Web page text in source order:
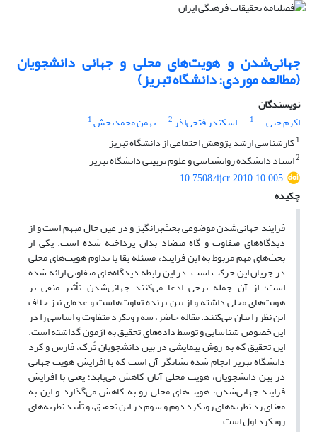
جهانی‌شدن و هویت‌های محلی و جهانی دانشجویان
(مطالعه موردی: دانشگاه تبریز)
نویسندگان
اکرم حبی
1 اسکندر فتحی‌اذر2 بهمن محمدبخش1
1کارشناسی ارشد پژوهش اجتماعی از دانشگاه تبریز
2استاد دانشکده روانشناسی و علوم تربیتی دانشگاه تبریز
10.7508/ijcr.2010.10.005
چکیده
فرایند جهانی‌شدن موضوعی بحث‌برانگیز و در عین حال مبهم است و از
دیدگاه‌های متفاوت و گاه متضاد بدان پرداخته شده است. یکی از
بحث‌های مهم مربوط به این فرایند، مسئله بقا یا تداوم هویت‌های محلی
در جریان این حرکت است. در این رابطه دیدگاه‌های متفاوتی ارائه شده
است؛ از آن جمله برخی ادعا می‌کنند جهانی‌شدن تأثیر منفی بر
هویت‌های محلی داشته و از بین برنده تفاوت‌هاست و عده‌ای نیز خلاف
این نظر را بیان می‌کنند. مقاله حاضر، سه رویکرد متفاوت و اساسی را در
این خصوص شناسایی و توسط داده‌های تحقیق به آزمون گذاشته است.
این تحقیق که به روش پیمایشی در بین دانشجویان تُرک، فارس و کرد
دانشگاه تبریز انجام شده نشانگر آن است که با افزایش هویت جهانی
در بین دانشجویان، هویت محلی آنان کاهش می‌یابد؛ یعنی با افزایش
فرایند جهانی‌شدن، هویت‌های محلی رو به کاهش می‌گذارد و این به
معنای رد نظریه‌های رویکرد دوم و سوم در این تحقیق، و تأیید نظریه‌های
رویکرد اول است.